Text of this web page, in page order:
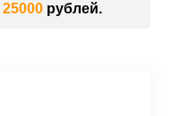
25000рублей.